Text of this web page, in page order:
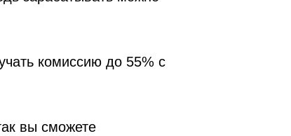
комиссию до 55% с
вы сможете